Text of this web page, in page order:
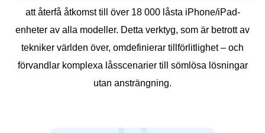
att återfå åtkomst till över 18 000 låsta iPhone/iPad-
enheter av alla modeller. Detta verktyg, som är betrott av
tekniker världen över, omdefinierar tillförlitlighet – och
förvandlar komplexa låsscenarier till sömlösa lösningar
utan ansträngning.